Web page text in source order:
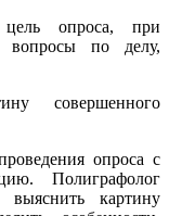
опроса, при
вопросы по делу,
совершенного
опроса с
Полиграфолог
картину